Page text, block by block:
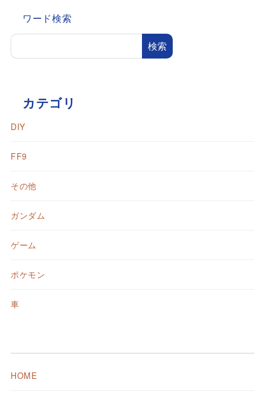
ワード検索
検索
カテゴリ
DIY
FF9
その他
ガンダム
ゲーム
ポケモン
車
HOME